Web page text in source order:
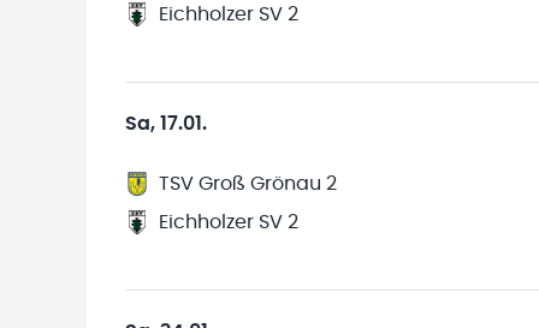
Eichholzer SV 2
Sa, 17.01.
TSV Groß Grönau 2
Eichholzer SV 2